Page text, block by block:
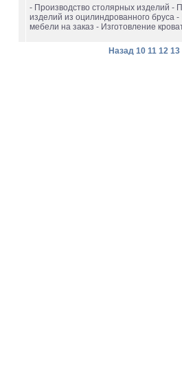
- Производство столярных изделий -
изделий из оцилиндрованного бруса -
мебели на заказ - Изготовление
Назад 10 11 12 13